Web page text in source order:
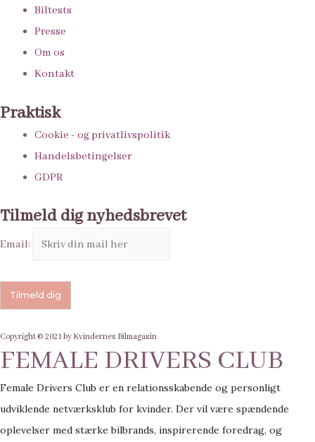
Biltests
Presse
Om os
Kontakt
Praktisk
Cookie - og privatlivspolitik
Handelsbetingelser
GDPR
Tilmeld dig nyhedsbrevet
Email:
Copyright © 2021 by Kvindernes Bilmagasin
FEMALE DRIVERS CLUB
Female Drivers Club er en relationsskabende og personligt
udviklende netværksklub for kvinder. Der vil være spændende
oplevelser med stærke bilbrands, inspirerende foredrag, og